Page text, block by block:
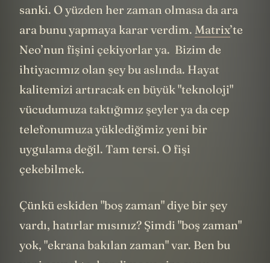
sanki. O yüzden her zaman olmasa da ara
ara bunu yapmaya karar verdim. Matrix’te
Neo’nun fişini çekiyorlar ya. Bizim de
ihtiyacımız olan şey bu aslında. Hayat
kalitemizi artıracak en büyük "teknoloji"
vücudumuza taktığımız şeyler ya da cep
telefonumuza yüklediğimiz yeni bir
uygulama değil. Tam tersi. O fişi
çekebilmek.
Çünkü eskiden "boş zaman" diye bir şey
vardı, hatırlar mısınız? Şimdi "boş zaman"
yok, "ekrana bakılan zaman" var. Ben bu